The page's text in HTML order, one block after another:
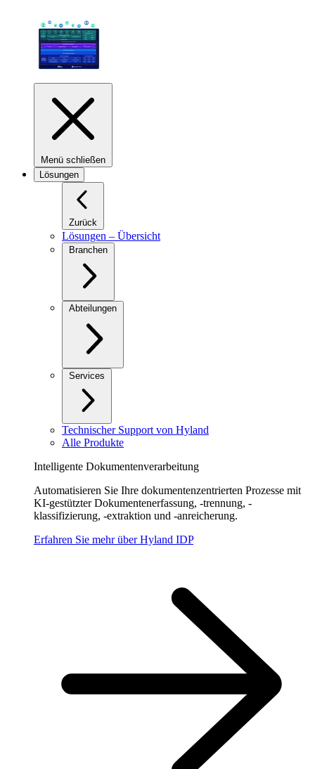
Menü schließen
Lösungen
Zurück
Lösungen – Übersicht
Branchen
Abteilungen
Services
Technischer Support von Hyland
Alle Produkte
Intelligente Dokumentenverarbeitung
Automatisieren Sie Ihre dokumentenzentrierten Prozesse mit
KI-gestützter Dokumentenerfassung, -trennung, -
klassifizierung, -extraktion und -anreicherung.
Erfahren Sie mehr über Hyland IDP